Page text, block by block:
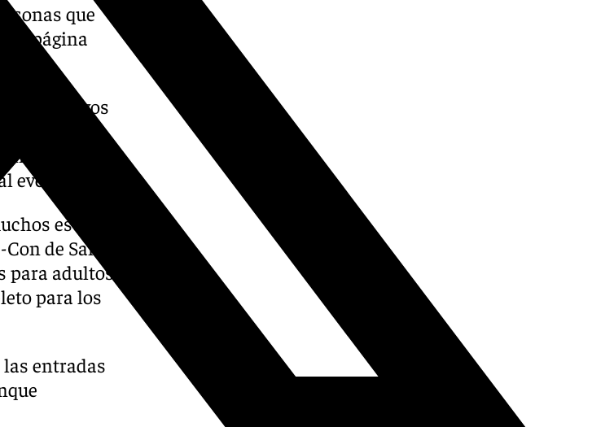
que
la página
exclusivos
Con
formulario
evento.
están
de San
para adultos
para los
las entradas